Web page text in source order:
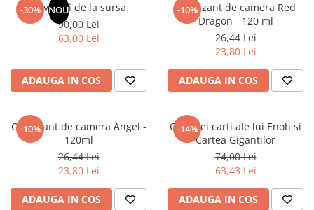
Medicina & Farmacie
Medicina Pentru Toti
Sport
Terapii Alternative
AudioBook
Beletristica
Biografii, Memorii, Jurnale
Carti erotice
-30% NOU
Revelatii de la sursa
90,00 Lei
63,00 Lei
ADAUGA IN COS
-10%
Odorizant de camera Red
Dragon - 120 ml
26,44 Lei
23,80 Lei
ADAUGA IN COS
-10%
Odorizant de camera Angel -
120ml
26,44 Lei
23,80 Lei
ADAUGA IN COS
-14%
Cele trei carti ale lui Enoh si
Cartea Gigantilor
74,00 Lei
63,43 Lei
ADAUGA IN COS